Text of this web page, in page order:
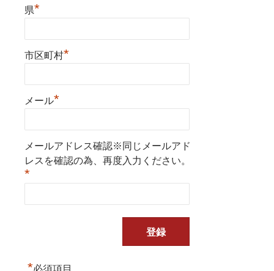
県*
市区町村*
メール*
メールアドレス確認※同じメールアド
レスを確認の為、再度入力ください。
*
*必須項目